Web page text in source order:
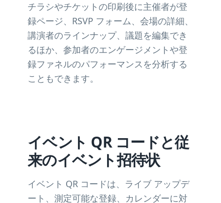
チラシやチケットの印刷後に主催者が登
録ページ、RSVP フォーム、会場の詳細、
講演者のラインナップ、議題を編集でき
るほか、参加者のエンゲージメントや登
録ファネルのパフォーマンスを分析する
こともできます。
イベント QR コードと従
来のイベント招待状
イベント QR コードは、ライブ アップデ
ート、測定可能な登録、カレンダーに対